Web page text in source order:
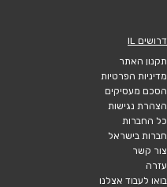
דרושים IL
תקנון האתר
מדיניות הפרטיות
הסכם מעסיקים
הצהרת נגישות
כל החברות
חברות בישראל
צור קשר
עזרה
בואו לעבוד אצלנו